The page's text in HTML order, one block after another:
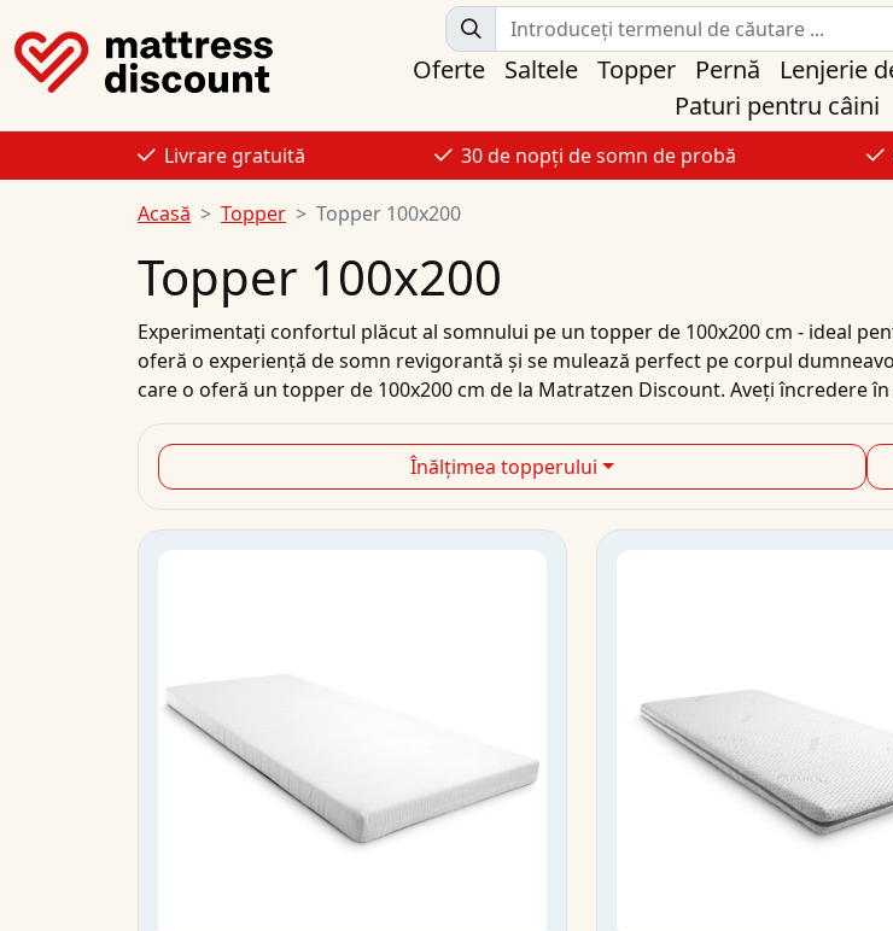
Oferte Saltele Topper Pernă Lenjerie
Paturi pentru câini
Livrare gratuită 30 de nopți de somn de probă
Acasă Topper Topper 100x200
Topper 100x200
Experimentați confortul plăcut al somnului pe un topper de 100x200 cm - ideal
oferă o experiență de somn revigorantă și se mulează perfect pe corpul
care o oferă un topper de 100x200 cm de la Matratzen Discount. Aveți încredere
Înălțimea topperului